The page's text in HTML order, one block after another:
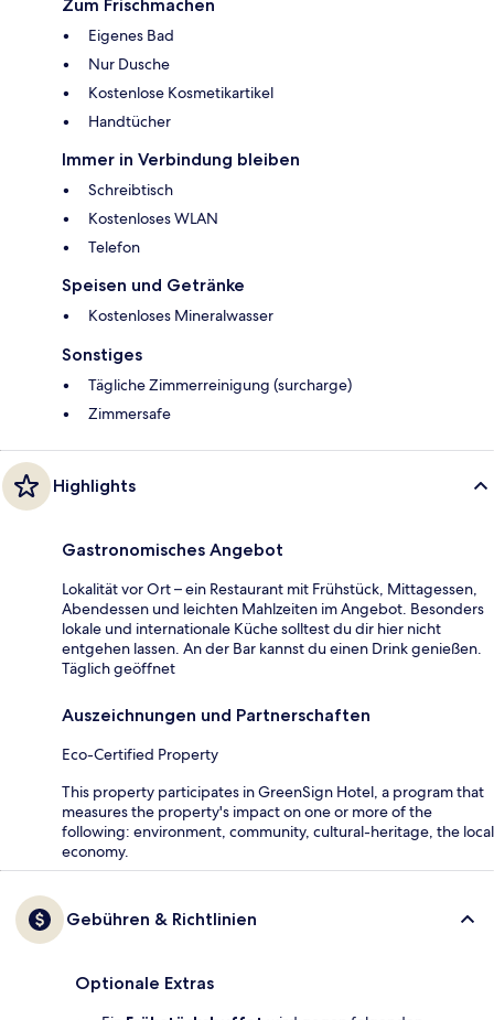
Zum Frischmachen
Eigenes Bad
Nur Dusche
Kostenlose Kosmetikartikel
Handtücher
Immer in Verbindung bleiben
Schreibtisch
Kostenloses WLAN
Telefon
Speisen und Getränke
Kostenloses Mineralwasser
Sonstiges
Tägliche Zimmerreinigung (surcharge)
Zimmersafe
Highlights
Gastronomisches Angebot
Lokalität vor Ort – ein Restaurant mit Frühstück, Mittagessen,
Abendessen und leichten Mahlzeiten im Angebot. Besonders
lokale und internationale Küche solltest du dir hier nicht
entgehen lassen. An der Bar kannst du einen Drink genießen.
Täglich geöffnet
Auszeichnungen und Partnerschaften
Eco-Certified Property
This property participates in GreenSign Hotel, a program that
measures the property's impact on one or more of the
following: environment, community, cultural-heritage, the local
economy.
Gebühren & Richtlinien
Optionale Extras